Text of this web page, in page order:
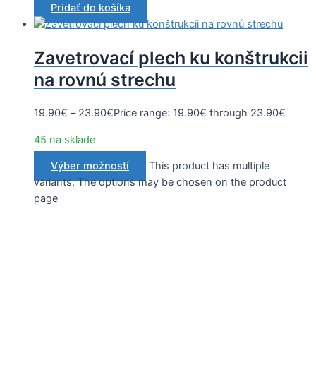
Pridať do košíka
Zavetrovací plech ku konštrukcii
na rovnú strechu
19.90€ – 23.90€Price range: 19.90€ through 23.90€
45 na sklade
Výber možností
This product has multiple
variants. The options may be chosen on the product
page